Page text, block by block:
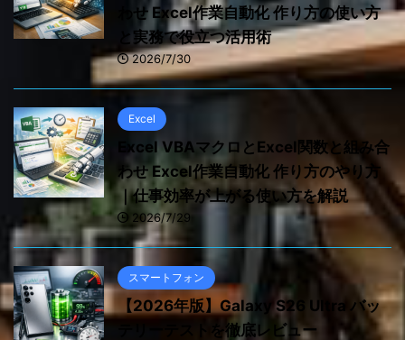
わせ Excel作業自動化 作り方の使い方
と実務で役立つ活用術
2026/7/30
Excel
Excel VBAマクロとExcel関数と組み合
わせ Excel作業自動化 作り方のやり方
｜仕事効率が上がる使い方を解説
2026/7/29
スマートフォン
【2026年版】Galaxy S26 Ultra バッ
テリーテストを徹底レビュー